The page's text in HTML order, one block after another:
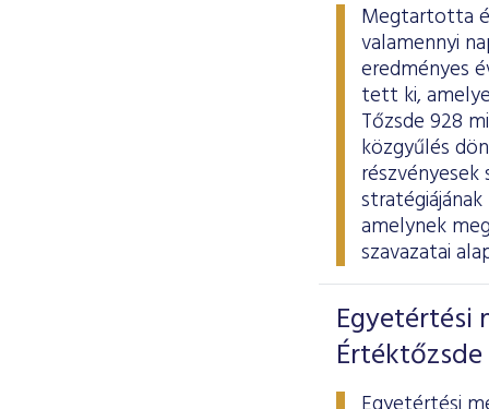
Megtartotta
valamennyi
eredményes
tett ki,
Tőzsde 928
közgyűlés
amelynek
szavazatai
Egyetértési